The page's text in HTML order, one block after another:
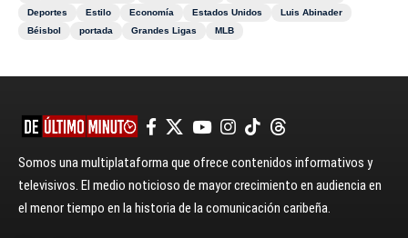
Deportes
Estilo Economía Estados Unidos
Luis Abinader
Béisbol
portada Grandes Ligas MLB
Somos una multiplataforma que ofrece contenidos informativos y
televisivos. El medio noticioso de mayor crecimiento en audiencia en
el menor tiempo en la historia de la comunicación caribeña.